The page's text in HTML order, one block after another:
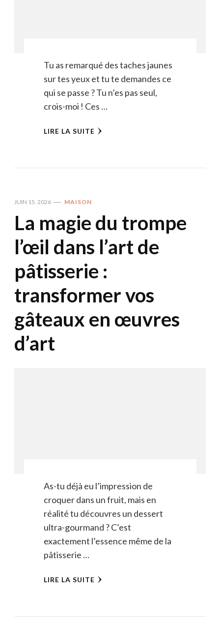
Tu as remarqué des taches jaunes
sur tes yeux et tu te demandes ce
qui se passe ? Tu n’es pas seul,
crois-moi ! Ces …
LIRE LA SUITE
JUIN 15, 2026 MAISON
La magie du trompe
l’œil dans l’art de
pâtisserie :
transformer vos
gâteaux en œuvres
d’art
As-tu déjà eu l’impression de
croquer dans un fruit, mais en
réalité tu découvres un dessert
ultra-gourmand ? C’est
exactement l’essence même de la
pâtisserie …
LIRE LA SUITE